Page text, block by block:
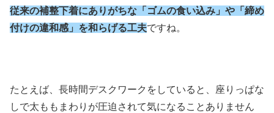
従来の補整下着にありがちな「ゴムの食い込み」や「締め
付けの違和感」を和らげる工夫ですね。
たとえば、長時間デスクワークをしていると、座りっぱな
しで太ももまわりが圧迫されて気になることありません